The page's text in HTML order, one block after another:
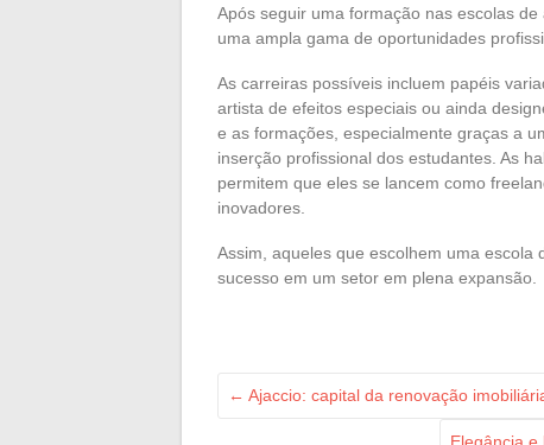
Após seguir uma formação nas escolas
uma ampla gama de oportunidades
As carreiras possíveis incluem papéis
artista de efeitos especiais ou ainda
e as formações, especialmente graças a
inserção profissional dos estudantes. As
permitem que eles se lancem como
inovadores.
Assim, aqueles que escolhem uma escola
sucesso em um setor em plena expansão.
← Ajaccio: capital da renovação